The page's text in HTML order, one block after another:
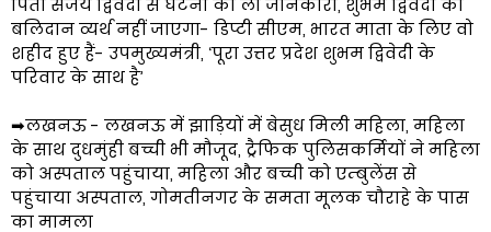
पिता संजय द्विवेदी से घटना की ली जानकारी, शुभम द्विवेदी का
बलिदान व्यर्थ नहीं जाएगा- डिप्टी सीएम, भारत माता के लिए वो
शहीद हुए हैं- उपमुख्यमंत्री, ‘पूरा उत्तर प्रदेश शुभम द्विवेदी के
परिवार के साथ है’
➡लखनऊ - लखनऊ में झाड़ियों में बेसुध मिली महिला, महिला
के साथ दुधमुंही बच्ची भी मौजूद, ट्रैफिक पुलिसकर्मियों ने महिला
को अस्पताल पहुंचाया, महिला और बच्ची को एम्बुलेंस से
पहुंचाया अस्पताल, गोमतीनगर के समता मूलक चौराहे के पास
का मामला